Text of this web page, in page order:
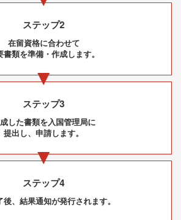
ステップ2
在留資格に合わせて
書類を準備・作成します。
ステップ3
した書類を入国管理局に
提出し、申請します。
ステップ4
、 結果通知が発行されます。